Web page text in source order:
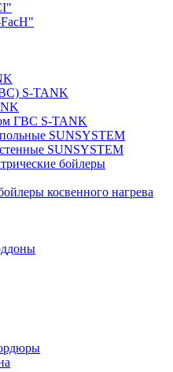
S-TANK
ГВС S-TANK
SUNSYSTEM
SUNSYSTEM
бойлеры
косвенного нагрева